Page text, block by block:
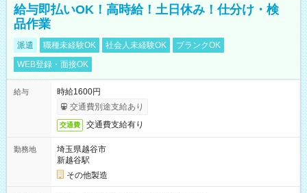
給与即払いOK！高時給！土日休み！仕分け・検
品作業
派遣 職種未経験OK 社会人未経験OK
ブランクOK
WEB登録・面接OK
給与
時給1600円
交通費別途支給あり
交通費 交通費支給有り
勤務地
埼玉県越谷市
新越谷駅
その他製造